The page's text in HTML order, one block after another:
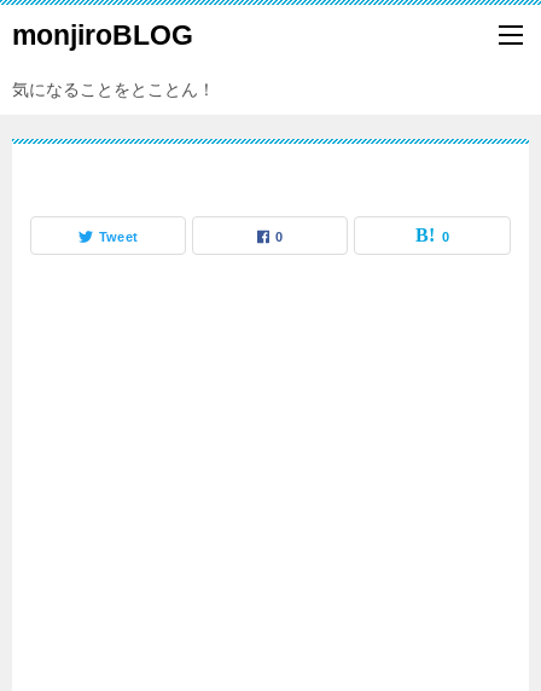
monjiroBLOG
気になることをとことん！
Tweet 0 0